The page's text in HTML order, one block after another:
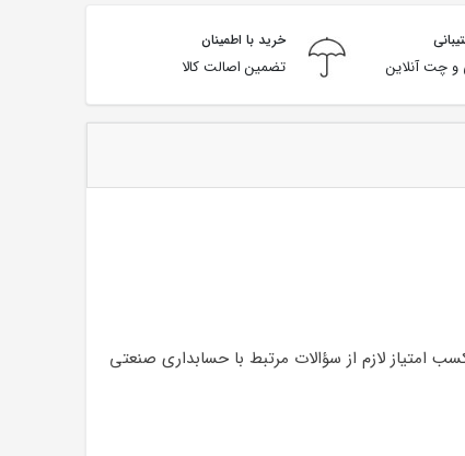
چت آنلاین
خرید با اطمینان
تضمین اصالت کالا
لازم از سؤالات مرتبط با حسابداری صنعتی